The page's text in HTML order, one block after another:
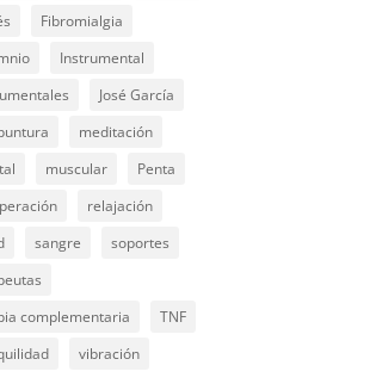
Fibromialgia
Instrumental
José García
meditación
muscular
Penta
relajación
sangre
soportes
complementaria
TNF
vibración